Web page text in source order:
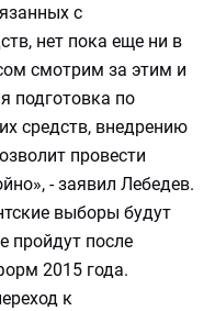
с
нет пока еще ни в
смотрим за этим и
подготовка по
средств, внедрению
провести
- заявил Лебедев.
выборы будут
пройдут после
2015 года.
к